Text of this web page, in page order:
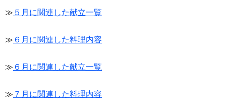
≫ ５月に関連した献立一覧
≫ ６月に関連した料理内容
≫ ６月に関連した献立一覧
≫ ７月に関連した料理内容